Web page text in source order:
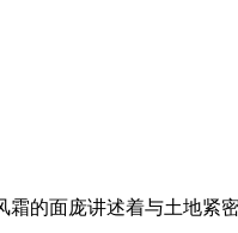
的面庞讲述着与土地紧